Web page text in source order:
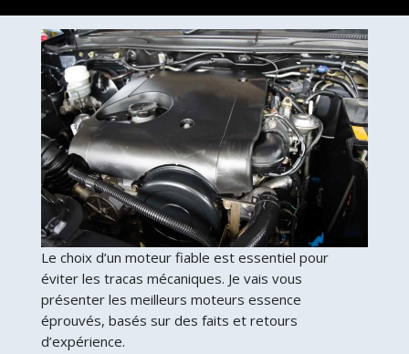
Le choix d’un moteur fiable est essentiel pour
éviter les tracas mécaniques. Je vais vous
présenter les meilleurs moteurs essence
éprouvés, basés sur des faits et retours
d’expérience.